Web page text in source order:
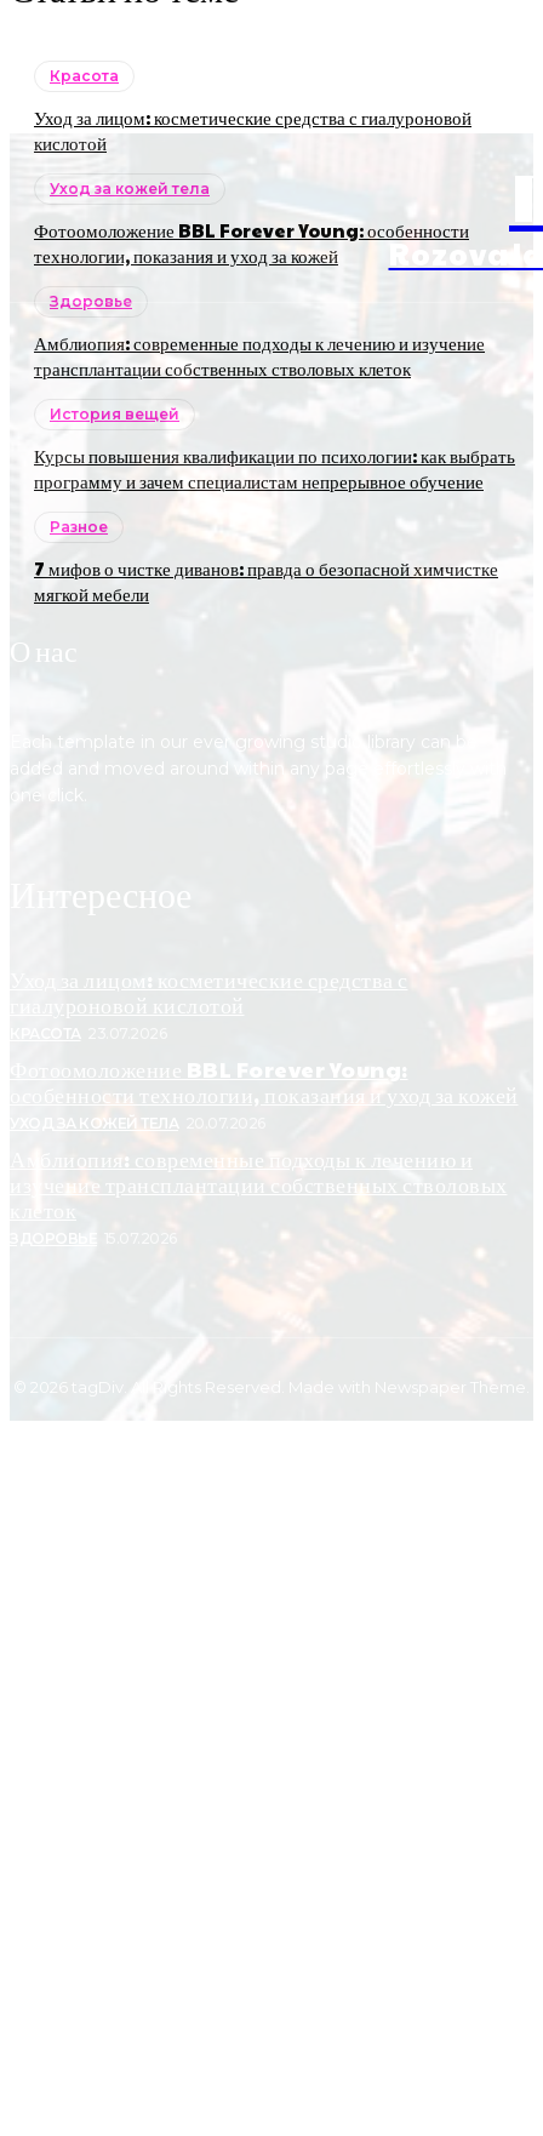
Красота
Уход за лицом: косметические средства с гиалуроновой
кислотой
Уход за кожей тела
Фотоомоложение BBL Forever Young: особенности
технологии, показания и уход за кожей
Здоровье
Амблиопия: современные подходы к лечению и изучение
трансплантации собственных стволовых клеток
История вещей
Курсы повышения квалификации по психологии: как выбрать
программу и зачем специалистам непрерывное обучение
Разное
7 мифов о чистке диванов: правда о безопасной химчистке
мягкой мебели
О нас
Each template in our ever growing studio library can be
added and moved around within any page effortlessly with
Интересное
Уход за лицом: косметические средства с
гиалуроновой кислотой
КРАСОТА
Фотоомоложение BBL Forever Young:
особенности технологии, показания и уход за кожей
УХОД ЗА КОЖЕЙ ТЕЛА
Амблиопия: современные подходы к лечению и
изучение трансплантации собственных стволовых
клеток
ЗДОРОВЬЕ
© 2026 tagDiv. All Rights Reserved. Made with Newspaper Theme.